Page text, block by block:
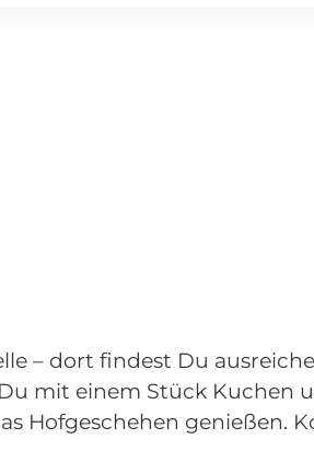
– dort findest Du
mit einem Stück Kuchen
Hofgeschehen genießen.